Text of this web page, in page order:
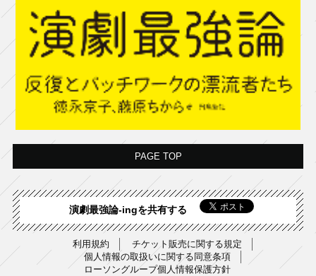
PAGE TOP
演劇最強論-ingを共有する
利用規約
チケット販売に関する規定
個人情報の取扱いに関する同意条項
ローソングループ個人情報保護方針